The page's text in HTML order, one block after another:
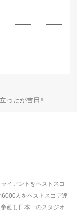
ったが吉日‼️
イアントをベストスコ
人をベストスコア達
画し日本一のスタジオ